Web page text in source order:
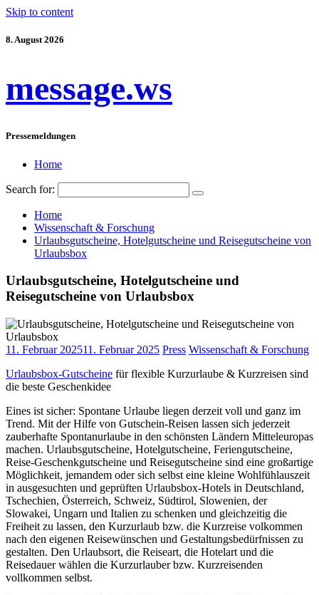
Skip to content
8. August 2026
message.ws
Pressemeldungen
Home
Search for:
Home
Wissenschaft & Forschung
Urlaubsgutscheine, Hotelgutscheine und Reisegutscheine von
Urlaubsbox
Urlaubsgutscheine, Hotelgutscheine und
Reisegutscheine von Urlaubsbox
11. Februar 202511. Februar 2025 Press Wissenschaft & Forschung
Urlaubsbox-Gutscheine für flexible Kurzurlaube & Kurzreisen sind
die beste Geschenkidee
Eines ist sicher: Spontane Urlaube liegen derzeit voll und ganz im
Trend. Mit der Hilfe von Gutschein-Reisen lassen sich jederzeit
zauberhafte Spontanurlaube in den schönsten Ländern Mitteleuropas
machen. Urlaubsgutscheine, Hotelgutscheine, Feriengutscheine,
Reise-Geschenkgutscheine und Reisegutscheine sind eine großartige
Möglichkeit, jemandem oder sich selbst eine kleine Wohlfühlauszeit
in ausgesuchten und geprüften Urlaubsbox-Hotels in Deutschland,
Tschechien, Österreich, Schweiz, Südtirol, Slowenien, der
Slowakei, Ungarn und Italien zu schenken und gleichzeitig die
Freiheit zu lassen, den Kurzurlaub bzw. die Kurzreise volkommen
nach den eigenen Reisewünschen und Gestaltungsbedürfnissen zu
gestalten. Den Urlaubsort, die Reiseart, die Hotelart und die
Reisedauer wählen die Kurzurlauber bzw. Kurzreisenden
vollkommen selbst.